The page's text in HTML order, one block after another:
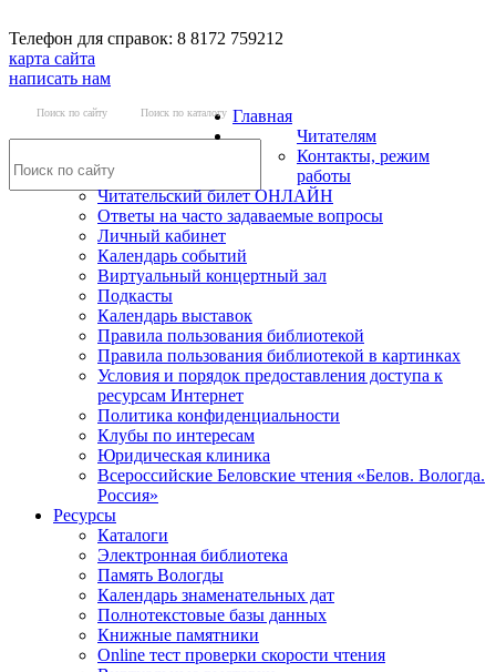
Телефон для справок: 8 8172 759212
карта сайта
написать нам
Поиск по сайту Поиск по каталогу Главная
Читателям
Контакты, режим
работы
Читательский билет ОНЛАЙН
Ответы на часто задаваемые вопросы
Личный кабинет
Календарь событий
Виртуальный концертный зал
Подкасты
Календарь выставок
Правила пользования библиотекой
Правила пользования библиотекой в картинках
Условия и порядок предоставления доступа к
ресурсам Интернет
Политика конфиденциальности
Клубы по интересам
Юридическая клиника
Всероссийские Беловские чтения «Белов. Вологда.
Россия»
Ресурсы
Каталоги
Электронная библиотека
Память Вологды
Календарь знаменательных дат
Полнотекстовые базы данных
Книжные памятники
Online тест проверки скорости чтения